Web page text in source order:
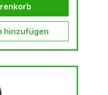
hinzufügen